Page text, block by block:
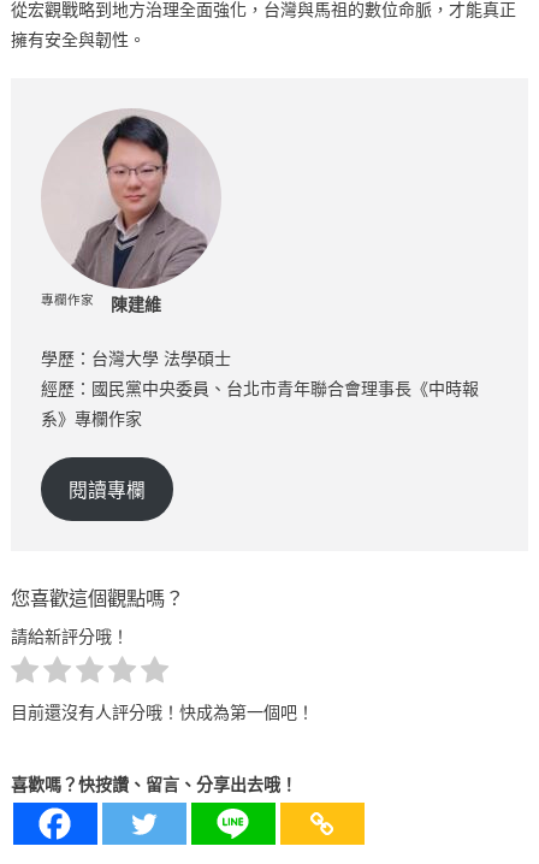
從宏觀戰略到地方治理全面強化，台灣與馬祖的數位命脈，才能真正
擁有安全與韌性。
專欄作家 陳建維
學歷：台灣大學 法學碩士
經歷：國民黨中央委員、台北市青年聯合會理事長《中時報
系》專欄作家
閱讀專欄
您喜歡這個觀點嗎？
請給新評分哦！
目前還沒有人評分哦！快成為第一個吧！
喜歡嗎？快按讚、留言、分享出去哦！